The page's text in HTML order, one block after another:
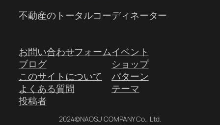
不動産のトータルコーディネーター
お問い合わせフォーム
ブログ
このサイトについて
よくある質問
投稿者
イベント
ショップ
パターン
テーマ
2024©NAOSU COMPANY Co., Ltd.